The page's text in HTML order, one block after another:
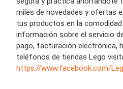
miles de novedades y ofertas
tus productos en la
información sobre el servicio
pago, facturación electrónica,
teléfonos de tiendas Lego
https://www.facebook.com/